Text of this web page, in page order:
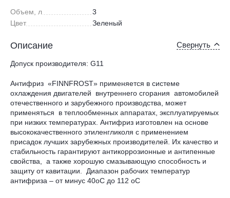
Объем, л
3
Цвет
Зеленый
Описание Свернуть
Допуск производителя: G11
Антифриз «FINNFROST» применяется в системе
охлаждения двигателей внутреннего сгорания автомобилей
отечественного и зарубежного производства, может
применяться в теплообменных аппаратах, эксплуатируемых
при низких температурах. Антифриз изготовлен на основе
высококачественного этиленгликоля с применением
присадок лучших зарубежных производителей. Их качество и
стабильность гарантируют антикоррозионные и антипенные
свойства, а также хорошую смазывающую способность и
защиту от кавитации. Диапазон рабочих температур
антифриза – от минус 40оС до 112 оС